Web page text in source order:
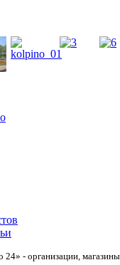
24» - организации,